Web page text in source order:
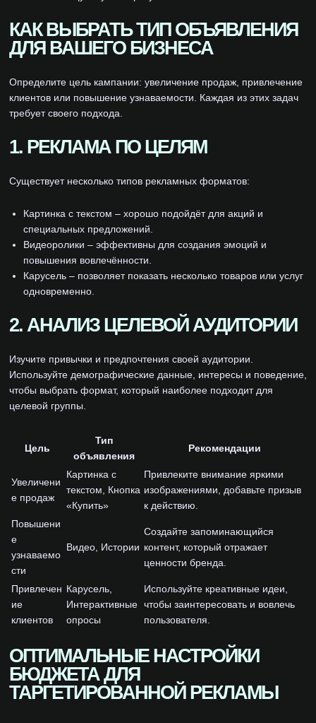
КАК ВЫБРАТЬ ТИП ОБЪЯВЛЕНИЯ
ДЛЯ ВАШЕГО БИЗНЕСА
Определите цель кампании: увеличение продаж, привлечение
клиентов или повышение узнаваемости. Каждая из этих задач
требует своего подхода.
1. РЕКЛАМА ПО ЦЕЛЯМ
Существует несколько типов рекламных форматов:
Картинка с текстом – хорошо подойдёт для акций и
специальных предложений.
Видеоролики – эффективны для создания эмоций и
повышения вовлечённости.
Карусель – позволяет показать несколько товаров или услуг
одновременно.
2. АНАЛИЗ ЦЕЛЕВОЙ АУДИТОРИИ
Изучите привычки и предпочтения своей аудитории.
Используйте демографические данные, интересы и поведение,
чтобы выбрать формат, который наиболее подходит для
целевой группы.
Цель
Тип
объявления
Рекомендации
Увеличени
е продаж
Картинка с
текстом, Кнопка
«Купить»
Привлеките внимание яркими
изображениями, добавьте призыв
к действию.
Повышени
е
узнаваемо
сти
Видео, Истории
Создайте запоминающийся
контент, который отражает
ценности бренда.
Привлечен
ие
клиентов
Карусель,
Интерактивные
опросы
Используйте креативные идеи,
чтобы заинтересовать и вовлечь
пользователя.
ОПТИМАЛЬНЫЕ НАСТРОЙКИ
БЮДЖЕТА ДЛЯ
ТАРГЕТИРОВАННОЙ РЕКЛАМЫ